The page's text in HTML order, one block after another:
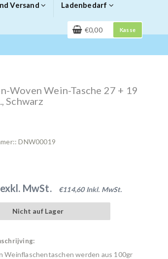
Versand Ladenbedarf
€0,00 Kasse
Woven Wein-Tasche 27 + 19
Schwarz
DNW00019
MwSt. €114,60 Inkl. MwSt.
Nicht auf Lager
Weinflaschentaschen werden aus 100gr